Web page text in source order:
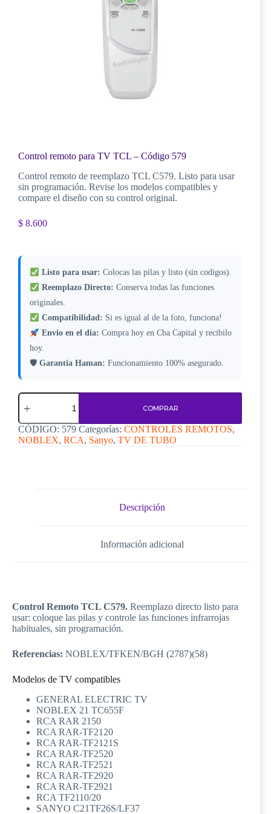
Control remoto para TV TCL – Código 579
Control remoto de reemplazo TCL C579. Listo para usar
sin programación. Revise los modelos compatibles y
compare el diseño con su control original.
$ 8.600
Listo para usar: Colocas las pilas y listo (sin codigos).
Reemplazo Directo: Conserva todas las funciones
originales.
Compatibilidad: Si es igual al de la foto, funciona!
Envio en el dia: Compra hoy en Cba Capital y recibilo
hoy.
🛡 Garantia Haman: Funcionamiento 100% asegurado.
Control
remoto
TV
TCL
COMPRAR
CÓDIGO: 579 Categorías: CONTROLES REMOTOS,
NOBLEX, RCA, Sanyo, TV DE TUBO
Descripción
Información adicional
Control Remoto TCL C579. Reemplazo directo listo para
usar: coloque las pilas y controle las funciones infrarrojas
habituales, sin programación.
Referencias: NOBLEX/TFKEN/BGH (2787)(58)
Modelos de TV compatibles
GENERAL ELECTRIC TV
NOBLEX 21 TC655F
RCA RAR 2150
RCA RAR-TF2120
RCA RAR-TF2121S
RCA RAR-TF2520
RCA RAR-TF2521
RCA RAR-TF2920
RCA RAR-TF2921
RCA TF2110/20
SANYO C21TF26S/LF37